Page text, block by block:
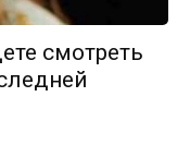
смотреть